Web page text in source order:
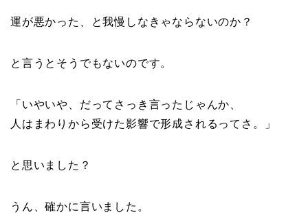
運が悪かった、と我慢しなきゃならないのか？
と言うとそうでもないのです。
「いやいや、だってさっき言ったじゃんか、
人はまわりから受けた影響で形成されるってさ。」
と思いました？
うん、確かに言いました。